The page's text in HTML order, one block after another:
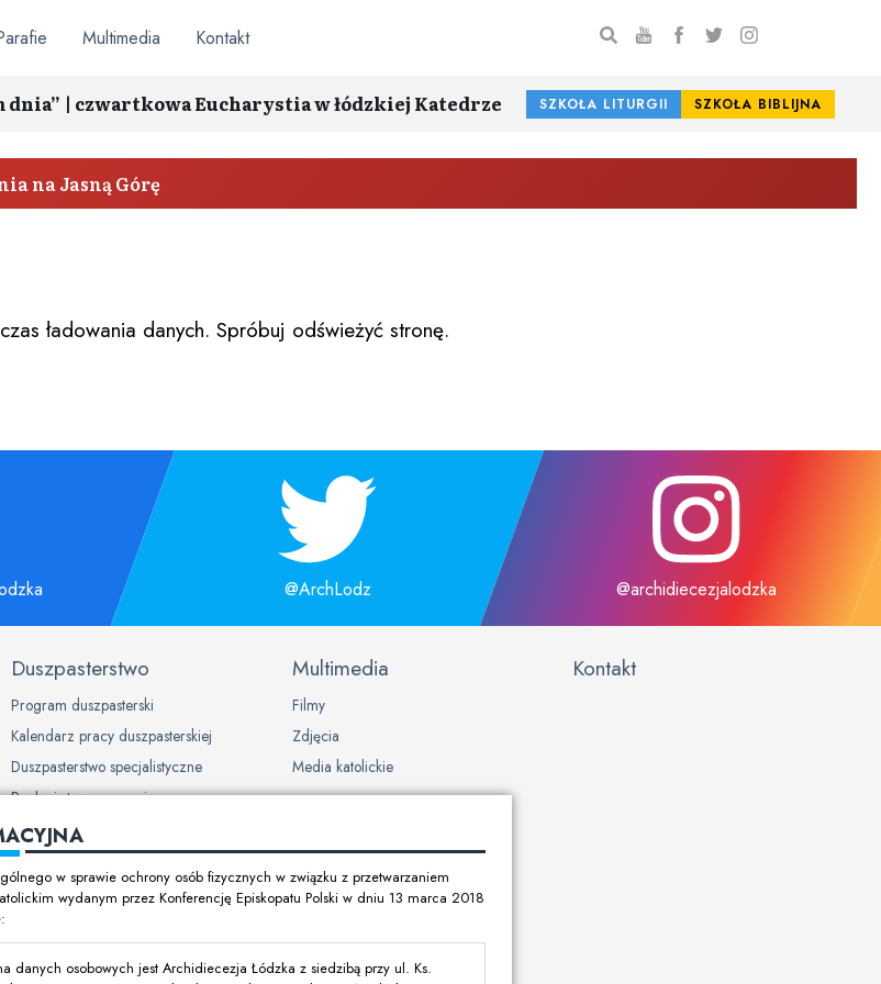
Multimedia Kontakt
| czwartkowa Eucharystia w łódzkiej Katedrze SZKOŁA LITURGII SZKOŁA BIBLIJNA
na Jasną Górę
ładowania danych. Spróbuj odświeżyć stronę.
@ArchLodz @archidiecezjalodzka
Duszpasterstwo
Program duszpasterski
Kalendarz pracy duszpasterskiej
Duszpasterstwo specjalistyczne
Ruchy i stowarzyszenia
Multimedia
Filmy
Zdjęcia
Media katolickie
Kontakt
w sprawie ochrony osób fizycznych w związku z przetwarzaniem
wydanym przez Konferencję Episkopatu Polski w dniu 13 marca 2018
danych osobowych jest Archidiecezja Łódzka z siedzibą przy ul. Ks.